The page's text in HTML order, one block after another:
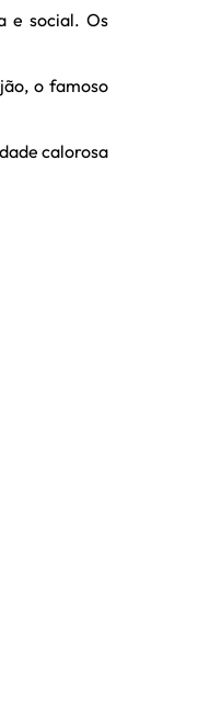
e social. Os
o famoso
calorosa